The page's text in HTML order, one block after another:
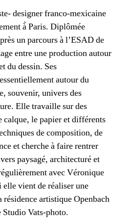
designer franco-mexicaine
à̀ Paris. Diplômée
un parcours à l’ESAD de
entre une production autour
du dessin. Ses
autour du
souvenir, univers des
Elle travaille sur des
calque, le papier et différents
de composition, de
et cherche à faire rentrer
paysagé, architecturé et
avec Véronique
vient de réaliser une
résidence artistique Openbach
Studio Vats-photo.